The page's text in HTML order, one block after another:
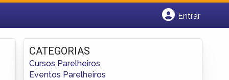
Entrar
Fazer login
Criar conta
CATEGORIAS
Cursos Parelheiros
Eventos Parelheiros